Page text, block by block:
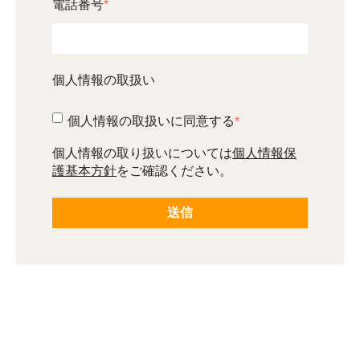
電話番号*
個人情報の取扱い
個人情報の取扱いに同意する*
個人情報の取り扱いについては個人情報保
護基本方針をご確認ください。